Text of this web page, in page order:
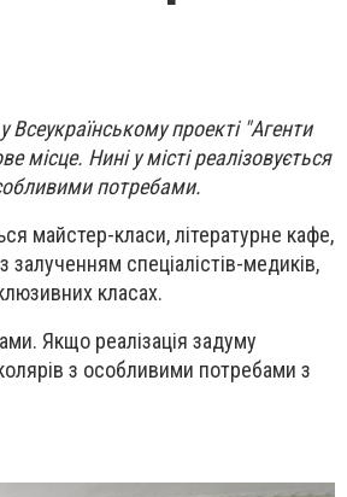
Всеукраїнському проекті "Агенти
Нині у місті реалізовується
потребами.
майстер-класи, літературне кафе,
спеціалістів-медиків,
класах.
Якщо реалізація задуму
з особливими потребами з